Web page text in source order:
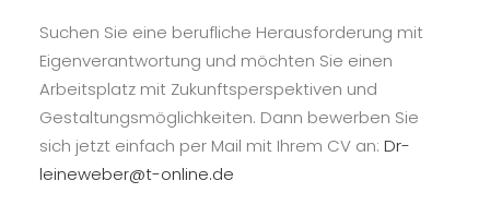
Suchen Sie eine berufliche Herausforderung mit
Eigenverantwortung und möchten Sie einen
Arbeitsplatz mit Zukunftsperspektiven und
Gestaltungsmöglichkeiten. Dann bewerben Sie
sich jetzt einfach per Mail mit Ihrem CV an: Dr-
leineweber@t-online.de